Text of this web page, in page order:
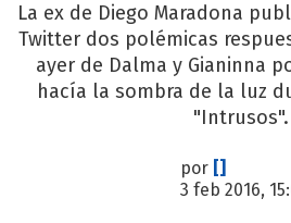
La ex de Diego Maradona
Twitter dos polémicas
ayer de Dalma y Gianinna
hacía la sombra de la luz
"Intrusos".
por []
3 feb 2016,